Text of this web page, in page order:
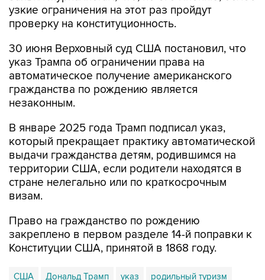
узкие ограничения на этот раз пройдут
проверку на конституционность.
30 июня Верховный суд США постановил, что
указ Трампа об ограничении права на
автоматическое получение американского
гражданства по рождению является
незаконным.
В январе 2025 года Трамп подписал указ,
который прекращает практику автоматической
выдачи гражданства детям, родившимся на
территории США, если родители находятся в
стране нелегально или по краткосрочным
визам.
Право на гражданство по рождению
закреплено в первом разделе 14-й поправки к
Конституции США, принятой в 1868 году.
США Дональд Трамп указ родильный туризм